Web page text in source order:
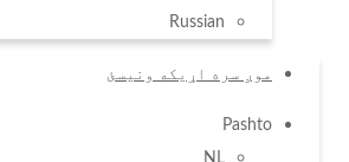
Russian
موږ سره اړیکه ونیسئ
Pashto
د اړیکې معلومات – سوداګریزی اتحادیې
حقوقي خبرونه